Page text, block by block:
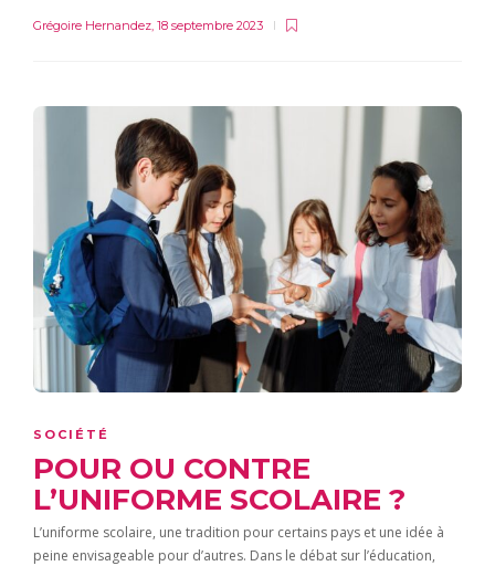
Grégoire Hernandez 18 septembre 2023
SOCIÉTÉ
POUR OU CONTRE
L’UNIFORME SCOLAIRE ?
L’uniforme scolaire, une tradition pour certains pays et une idée à
peine envisageable pour d’autres. Dans le débat sur l’éducation,